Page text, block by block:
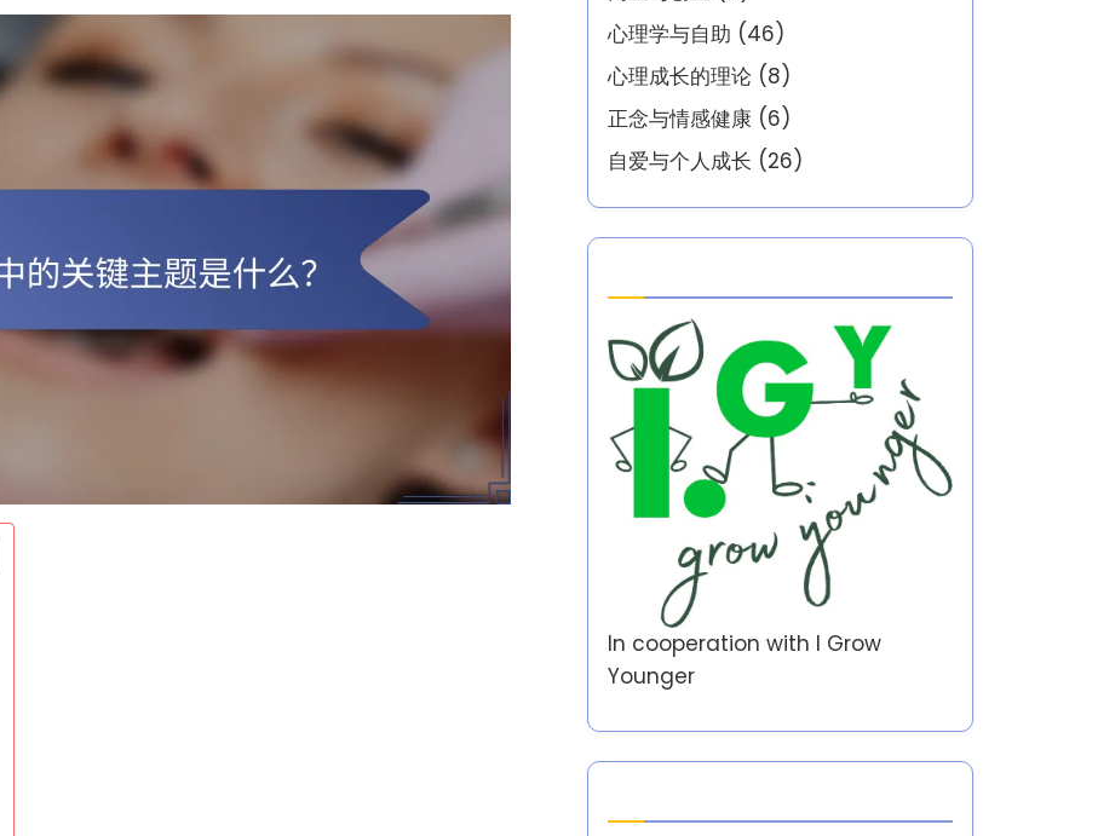
心理学与自助 (46)
心理成长的理论 (8)
正念与情感健康 (6)
自爱与个人成长 (26)
In cooperation with I Grow
Younger